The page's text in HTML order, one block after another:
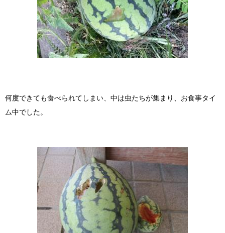
何度できても食べられてしまい、中は虫たちが集まり、お食事タイ
ム中でした。